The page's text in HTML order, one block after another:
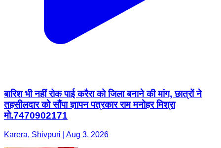
बारिश भी नहीं रोक पाई करैरा को जिला बनाने की मांग, छात्रों ने
तहसीलदार को सौंपा ज्ञापन पत्रकार राम मनोहर मिश्रा
मो.7470902171
Karera, Shivpuri | Aug 3, 2026